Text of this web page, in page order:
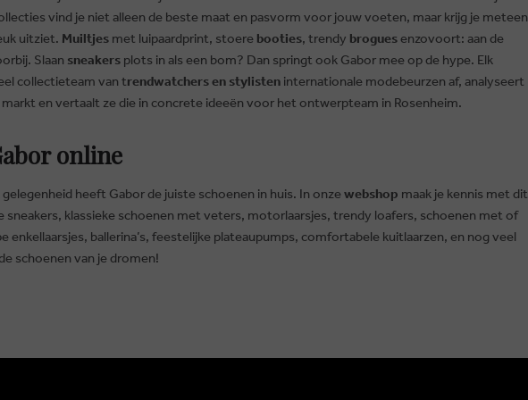
vind je niet alleen de beste maat en pasvorm voor jouw voeten, maar krijg je meteen
uitziet. Muiltjes met luipaardprint, stoere booties, trendy broguesenzovoort: aan de
Slaan sneakers plots in als een bom? Dan springt ook Gabor mee op de hype. Elk
collectieteam van trendwatchers en stylisten internationale modebeurzen af, analyseert
en vertaalt ze die in concrete ideeën voor het ontwerpteam in Rosenheim.
online
heeft Gabor de juiste schoenen in huis. In onzewebshop maak je kennis met dit
sneakers, klassieke schoenen met veters, motorlaarsjes, trendy loafers, schoenen met of
enkellaarsjes, ballerina’s, feestelijke plateaupumps, comfortabele kuitlaarzen, en nog veel
schoenen van je dromen!